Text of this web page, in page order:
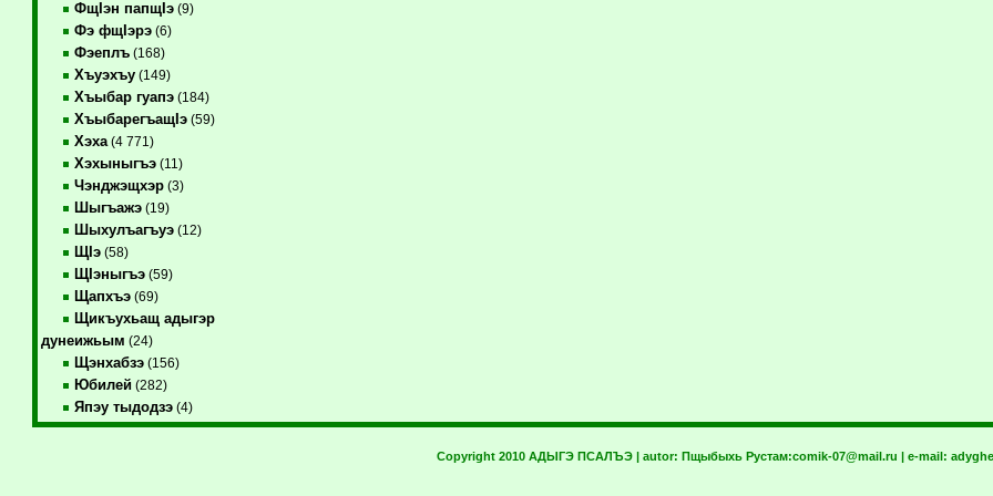
ФщIэн папщIэ(9)
Фэ фщIэрэ(6)
Фэеплъ(168)
Хъуэхъу(149)
Хъыбар гуапэ(184)
ХъыбарегъащIэ(59)
Хэха(4 771)
Хэхыныгъэ(11)
Чэнджэщхэр(3)
Шыгъажэ(19)
Шыхулъагъуэ(12)
ЩIэ(58)
ЩIэныгъэ(59)
Щапхъэ(69)
Щикъухьащ адыгэр
дунеижьым (24)
Щэнхабзэ(156)
Юбилей(282)
Япэу тыдодзэ(4)
Copyright 2010 АДЫГЭ ПСАЛЪЭ | autor: Пщыбыхь Рустам:comik-07@mail.ru | e-mail: